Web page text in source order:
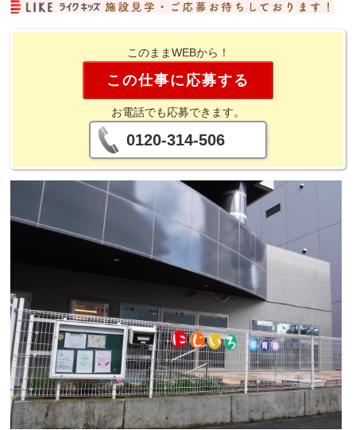
このままWEBから！
この仕事に応募する
お電話でも応募できます。
0120-314-506